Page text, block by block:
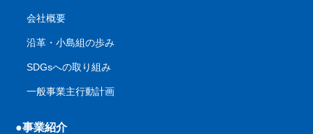
会社概要
沿革・小島組の歩み
SDGsへの取り組み
一般事業主行動計画
●事業紹介